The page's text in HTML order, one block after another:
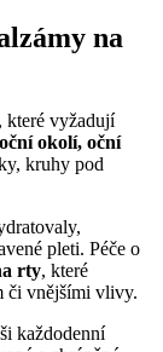
na
které vyžadují
okolí, oční
kruhy pod
pleti. Péče o
rty, které
či vnějšími vlivy.
každodenní